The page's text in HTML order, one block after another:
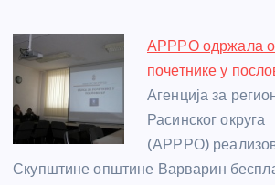
АРРРО одржала
почетнике у
Агенција за
Расинског округа
(АРРРО)
Скупштине општине Варварин